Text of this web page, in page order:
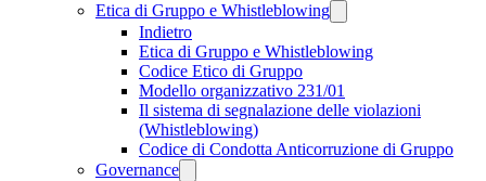
Etica di Gruppo e Whistleblowing
Indietro
Etica di Gruppo e Whistleblowing
Codice Etico di Gruppo
Modello organizzativo 231/01
Il sistema di segnalazione delle violazioni
(Whistleblowing)
Codice di Condotta Anticorruzione di Gruppo
Governance